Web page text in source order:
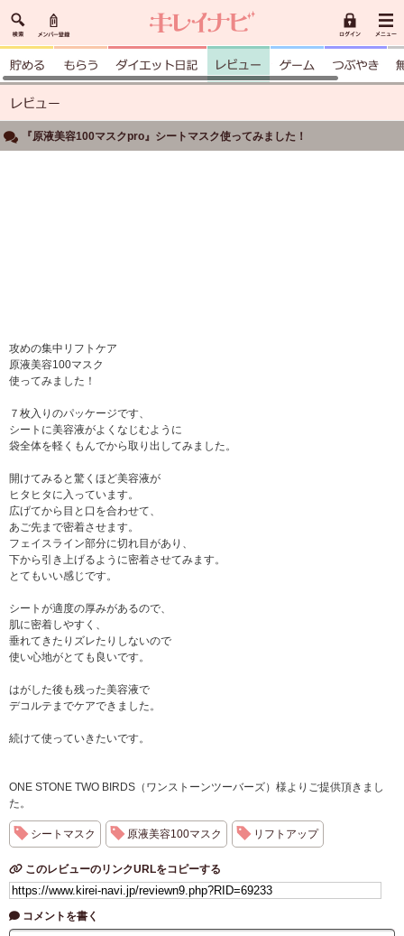
『原液美容100マスクpro』シートマスク使ってみました！
攻めの集中リフトケア
原液美容100マスク
使ってみました！
７枚入りのパッケージです、
シートに美容液がよくなじむように
袋全体を軽くもんでから取り出してみました。
開けてみると驚くほど美容液が
ヒタヒタに入っています。
広げてから目と口を合わせて、
あご先まで密着させます。
フェイスライン部分に切れ目があり、
下から引き上げるように密着させてみます。
とてもいい感じです。
シートが適度の厚みがあるので、
肌に密着しやすく、
垂れてきたりズレたりしないので
使い心地がとても良いです。
はがした後も残った美容液で
デコルテまでケアできました。
続けて使っていきたいです。
ONE STONE TWO BIRDS（ワンストーンツーバーズ）様よりご提供頂きまし
た。
シートマスク 原液美容100マスク リフトアップ
このレビューのリンクURLをコピーする
コメントを書く